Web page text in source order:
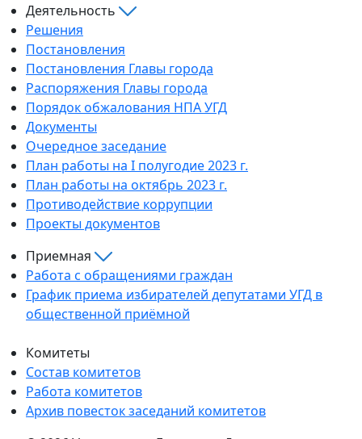
Деятельность
Решения
Постановления
Постановления Главы города
Распоряжения Главы города
Порядок обжалования НПА УГД
Документы
Очередное заседание
План работы на I полугодие 2023 г.
План работы на октябрь 2023 г.
Противодействие коррупции
Проекты документов
Приемная
Работа с обращениями граждан
График приема избирателей депутатами УГД в
общественной приёмной
Комитеты
Состав комитетов
Работа комитетов
Архив повесток заседаний комитетов